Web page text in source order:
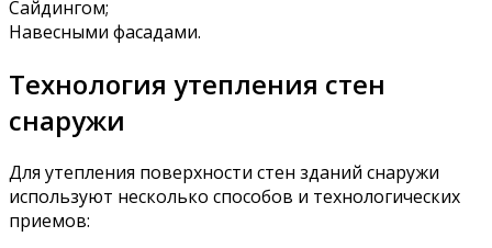
Сайдингом;
Навесными фасадами.
Технология утепления стен
снаружи
Для утепления поверхности стен зданий снаружи
используют несколько способов и технологических
приемов: